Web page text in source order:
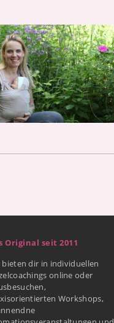
Original seit 2011
bieten dir in individuellen
online oder
Workshops,